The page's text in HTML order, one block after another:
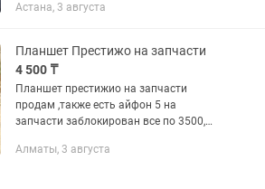
Открытый счетчик м416 М416 Ледник
Астана, 3 августа
Планшет Престижо на запчасти
4 500 ₸
Планшет престижио на запчасти
продам ,также есть айфон 5 на
запчасти заблокирован все по 3500,
Алматы, 3 августа